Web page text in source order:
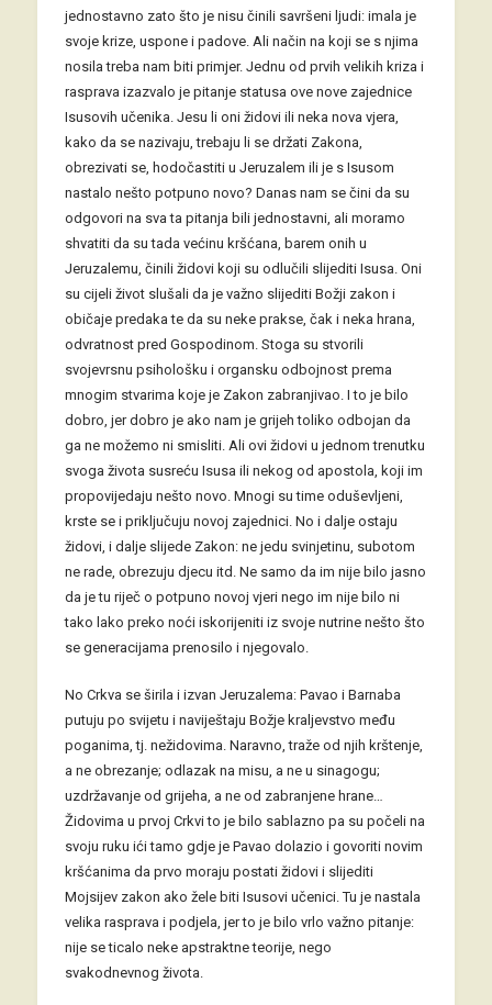
jednostavno zato što je nisu činili savršeni ljudi: imala je
svoje krize, uspone i padove. Ali način na koji se s njima
nosila treba nam biti primjer. Jednu od prvih velikih kriza i
rasprava izazvalo je pitanje statusa ove nove zajednice
Isusovih učenika. Jesu li oni židovi ili neka nova vjera,
kako da se nazivaju, trebaju li se držati Zakona,
obrezivati se, hodočastiti u Jeruzalem ili je s Isusom
nastalo nešto potpuno novo? Danas nam se čini da su
odgovori na sva ta pitanja bili jednostavni, ali moramo
shvatiti da su tada većinu kršćana, barem onih u
Jeruzalemu, činili židovi koji su odlučili slijediti Isusa. Oni
su cijeli život slušali da je važno slijediti Božji zakon i
običaje predaka te da su neke prakse, čak i neka hrana,
odvratnost pred Gospodinom. Stoga su stvorili
svojevrsnu psihološku i organsku odbojnost prema
mnogim stvarima koje je Zakon zabranjivao. I to je bilo
dobro, jer dobro je ako nam je grijeh toliko odbojan da
ga ne možemo ni smisliti. Ali ovi židovi u jednom trenutku
svoga života susreću Isusa ili nekog od apostola, koji im
propovijedaju nešto novo. Mnogi su time oduševljeni,
krste se i priključuju novoj zajednici. No i dalje ostaju
židovi, i dalje slijede Zakon: ne jedu svinjetinu, subotom
ne rade, obrezuju djecu itd. Ne samo da im nije bilo jasno
da je tu riječ o potpuno novoj vjeri nego im nije bilo ni
tako lako preko noći iskorijeniti iz svoje nutrine nešto što
se generacijama prenosilo i njegovalo.
No Crkva se širila i izvan Jeruzalema: Pavao i Barnaba
putuju po svijetu i naviještaju Božje kraljevstvo među
poganima, tj. nežidovima. Naravno, traže od njih krštenje,
a ne obrezanje; odlazak na misu, a ne u sinagogu;
uzdržavanje od grijeha, a ne od zabranjene hrane…
Židovima u prvoj Crkvi to je bilo sablazno pa su počeli na
svoju ruku ići tamo gdje je Pavao dolazio i govoriti novim
kršćanima da prvo moraju postati židovi i slijediti
Mojsijev zakon ako žele biti Isusovi učenici. Tu je nastala
velika rasprava i podjela, jer to je bilo vrlo važno pitanje:
nije se ticalo neke apstraktne teorije, nego
svakodnevnog života.